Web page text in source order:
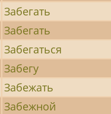
Забегать
Забегать
Забегаться
Забегу
Забежать
Забежной